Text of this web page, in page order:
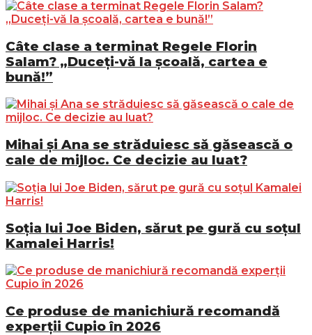
Câte clase a terminat Regele Florin
Salam? „Duceți-vă la școală, cartea e
bună!”
Mihai și Ana se străduiesc să găsească o
cale de mijloc. Ce decizie au luat?
Soția lui Joe Biden, sărut pe gură cu soțul
Kamalei Harris!
Ce produse de manichiură recomandă
experții Cupio în 2026